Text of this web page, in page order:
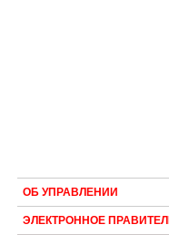
ОБ УПРАВЛЕНИИ
ЭЛЕКТРОННОЕ